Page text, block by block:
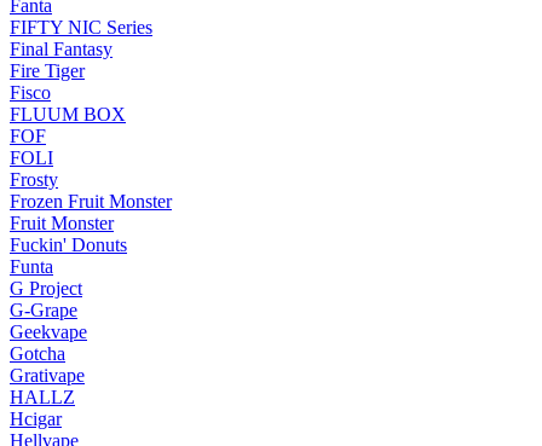
Fanta
FIFTY NIC Series
Final Fantasy
Fire Tiger
Fisco
FLUUM BOX
FOF
FOLI
Frosty
Frozen Fruit Monster
Fruit Monster
Fuckin' Donuts
Funta
G Project
G-Grape
Geekvape
Gotcha
Grativape
HALLZ
Hcigar
Hellvape